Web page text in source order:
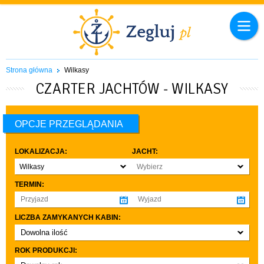
Strona główna Wilkasy
CZARTER JACHTÓW - WILKASY
OPCJE PRZEGLĄDANIA
LOKALIZACJA:
Wilkasy
JACHT:
Wybierz
TERMIN:
LICZBA ZAMYKANYCH KABIN:
Dowolna ilość
co najmniej 1
co najmniej 2
ROK PRODUKCJI: